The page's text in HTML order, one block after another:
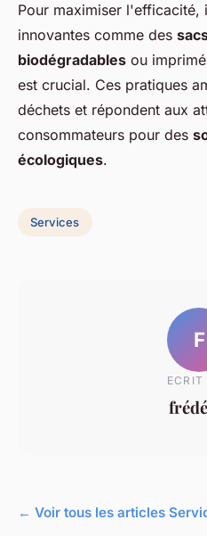
Pour maximiser l'efficacité,
innovantes comme des
biodégradables ou
est crucial. Ces pratiques
déchets et répondent aux
consommateurs pour des
écologiques.
Services
F
ECRIT
← Voir tous les articles